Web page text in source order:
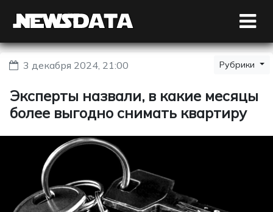
3 декабря 2024, 21:00 Рубрики
Эксперты назвали, в какие месяцы
более выгодно снимать квартиру